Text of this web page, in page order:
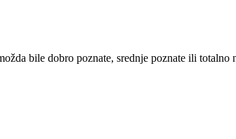
bile dobro poznate, srednje poznate ili